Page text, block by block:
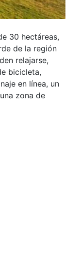
30 hectáreas,
de la región
relajarse,
bicicleta,
en línea, un
zona de